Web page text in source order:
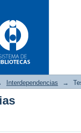
Interdependencias →